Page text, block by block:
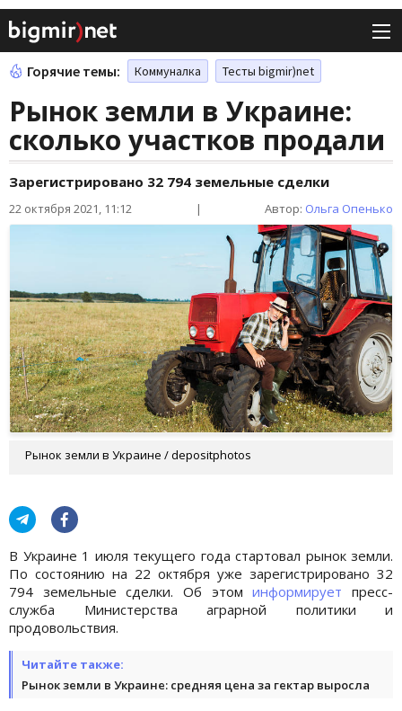
Горячие темы: Коммуналка Тесты bigmir)net
Рынок земли в Украине:
сколько участков продали
Зарегистрировано 32 794 земельные сделки
22 октября 2021, 11:12 | Автор: Ольга Опенько
Рынок земли в Украине / depositphotos
В Украине 1 июля текущего года стартовал рынок земли.
По состоянию на 22 октября уже зарегистрировано 32
794 земельные сделки. Об этоминформирует пресс-
служба Министерства аграрной политики и
продовольствия.
Читайте также:
Рынок земли в Украине: средняя цена за гектар выросла